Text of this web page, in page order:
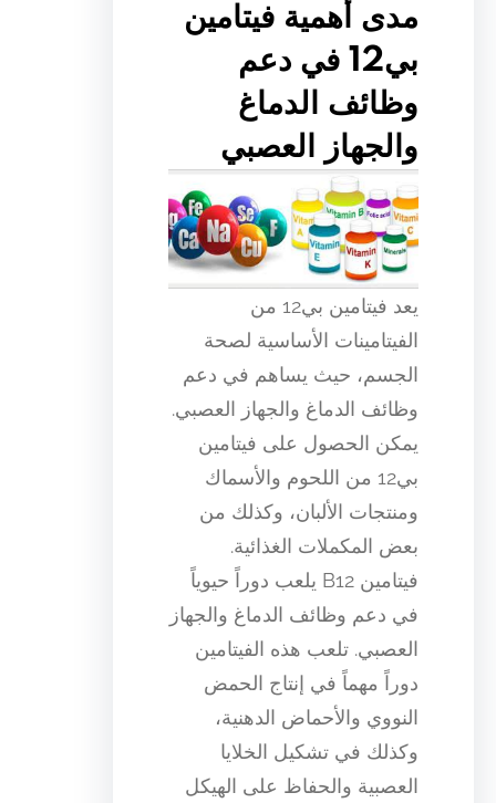
مدى أهمية فيتامين
بي12 في دعم
وظائف الدماغ
والجهاز العصبي
يعد فيتامين بي12 من
الفيتامينات الأساسية لصحة
الجسم، حيث يساهم في دعم
وظائف الدماغ والجهاز العصبي.
يمكن الحصول على فيتامين
بي12 من اللحوم والأسماك
ومنتجات الألبان، وكذلك من
بعض المكملات الغذائية.
فيتامين B12 يلعب دوراً حيوياً
في دعم وظائف الدماغ والجهاز
العصبي. تلعب هذه الفيتامين
دوراً مهماً في إنتاج الحمض
النووي والأحماض الدهنية،
وكذلك في تشكيل الخلايا
العصبية والحفاظ على الهيكل